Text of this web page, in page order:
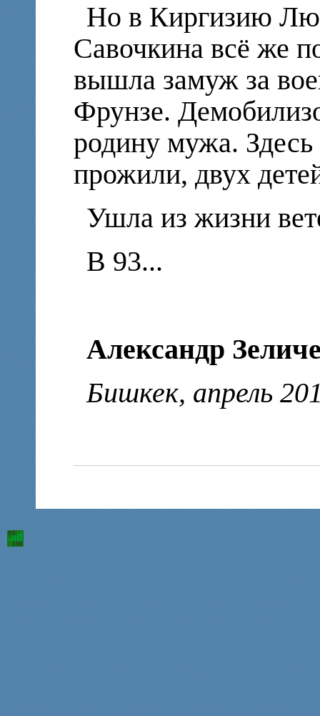
Но в Киргизию
Савочкина всё же
вышла замуж за
Фрунзе.
родину мужа. Здесь
прожили, двух
Ушла из жизни
В 93...
Александр
Бишкек, апрель